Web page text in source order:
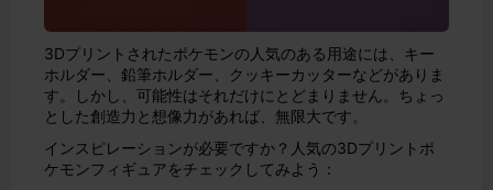
3Dプリントされたポケモンの人気のある用途には、キー
ホルダー、鉛筆ホルダー、クッキーカッターなどがありま
す。しかし、可能性はそれだけにとどまりません。ちょっ
とした創造力と想像力があれば、無限大です。
インスピレーションが必要ですか？人気の3Dプリントポ
ケモンフィギュアをチェックしてみよう：